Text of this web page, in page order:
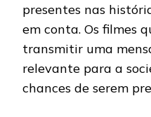
presentes nas
em conta. Os filmes
transmitir uma
relevante para a
chances de serem